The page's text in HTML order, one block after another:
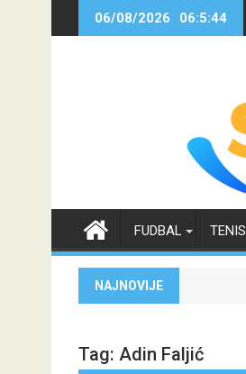
06/08/2026 06:5:44
FUDBAL TENIS
NAJNOVIJE
Tag: Adin Faljić